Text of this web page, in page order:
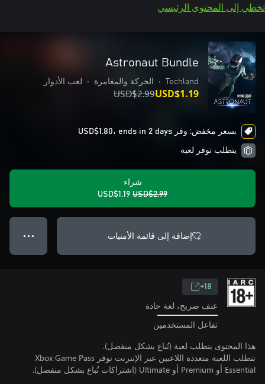
تخطي إلى المحتوى الرئيسي
Astronaut Bundle
Techland
• الحركة والمغامرة • لعب الأدوار
USD$2.99USD$1.19
بسعر مخفض: وفر USD$1.80، ends in 2 days
يتطلب توفر لعبة
شراء
USD$2.99
USD$1.19
إضافة إلى قائمة الأمنيات ● ● ●
18+
عنف صريح، لغة حادة
تفاعل المستخدمين
هذا المحتوى يتطلب لعبة (تُباع بشكل منفصل).
تتطلب اللعبة متعددة اللاعبين عبر الإنترنت توفر Xbox Game Pass
Essential أو Premium أو Ultimate (اشتراكات تُباع بشكل منفصل).